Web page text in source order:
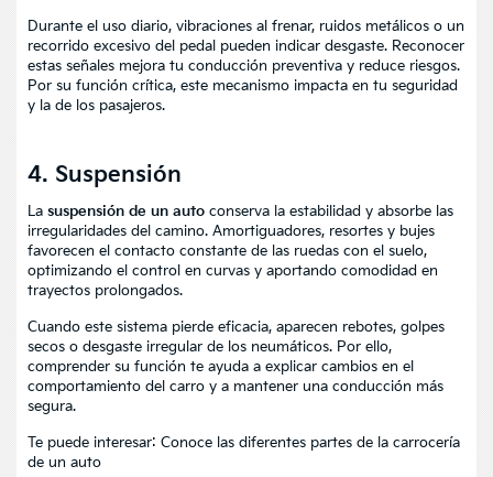
Durante el uso diario, vibraciones al frenar, ruidos metálicos o un
recorrido excesivo del pedal pueden indicar desgaste. Reconocer
estas señales mejora tu conducción preventiva y reduce riesgos.
Por su función crítica, este mecanismo impacta en tu seguridad
y la de los pasajeros.
4. Suspensión
La suspensión de un auto conserva la estabilidad y absorbe las
irregularidades del camino. Amortiguadores, resortes y bujes
favorecen el contacto constante de las ruedas con el suelo,
optimizando el control en curvas y aportando comodidad en
trayectos prolongados.
Cuando este sistema pierde eficacia, aparecen rebotes, golpes
secos o desgaste irregular de los neumáticos. Por ello,
comprender su función te ayuda a explicar cambios en el
comportamiento del carro y a mantener una conducción más
segura.
Te puede interesar: Conoce las diferentes partes de la carrocería
de un auto